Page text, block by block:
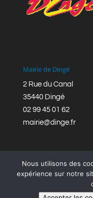
Mairie de Dingé
2 Rue du Canal
35440 Dingé
02 99 45 01 62
mairie@dinge.fr
Réalisation ©
Nous utilisons des
expérience sur notre